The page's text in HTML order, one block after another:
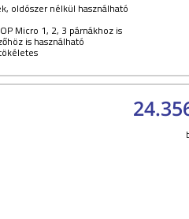
oldószer nélkül használható
Micro 1, 2, 3 párnákhoz is
is használható